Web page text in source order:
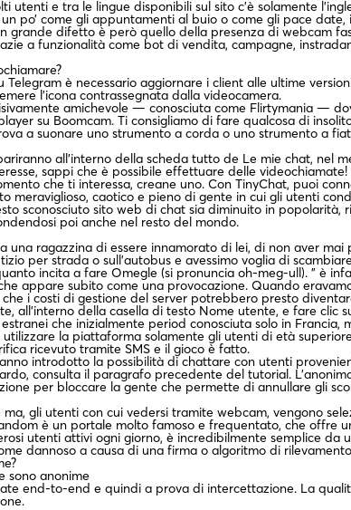
utenti e tra le lingue disponibili sul sito c’è solamente
po’ come gli appuntamenti al buio o come gli pace
grande difetto è però quello della presenza di webcam
a funzionalità come bot di vendita, campagne,
è necessario aggiornare i client alle ultime
l'icona contrassegnata dalla videocamera.
amichevole — conosciuta come Flirtymania —
su Boomcam. Ti consigliamo di fare qualcosa di
a suonare uno strumento a corda o uno strumento a
all’interno della scheda tutto de Le mie chat, nel
sappi che è possibile effettuare delle
che ti interessa, creane uno. Con TinyChat, puoi
meraviglioso, caotico e pieno di gente in cui gli utenti
sconosciuto sito web di chat sia diminuito in
poi anche nel resto del mondo.
una ragazzina di essere innamorato di lei, di non aver
per strada o sull’autobus e avessimo voglia di
incita a fare Omegle (si pronuncia oh-meg-ull). ” è
appare subito come una provocazione. Quando
i costi di gestione del server potrebbero presto
all’interno della casella di testo Nome utente, e fare clic
che inizialmente period conosciuta solo in
la piattaforma solamente gli utenti di età
ricevuto tramite SMS e il gioco è fatto.
introdotto la possibilità di chattare con utenti
consulta il paragrafo precedente del tutorial.
per bloccare la gente che permette di annullare gli
gli utenti con cui vedersi tramite webcam, vengono
è un portale molto famoso e frequentato, che
utenti attivi ogni giorno, è incredibilmente semplice
dannoso a causa di una firma o algoritmo di
sono anonime
end-to-end e quindi a prova di intercettazione. La